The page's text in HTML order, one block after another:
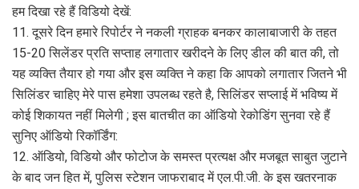
हम दिखा रहे हैं विडियो देखें:
11. दूसरे दिन हमारे रिपोर्टर ने नकली ग्राहक बनकर कालाबाजारी के तहत
15-20 सिलेंडर प्रति सप्ताह लगातार खरीदने के लिए डील की बात की, तो
यह व्यक्ति तैयार हो गया और इस व्यक्ति ने कहा कि आपको लगातार जितने भी
सिलिंडर चाहिए मेरे पास हमेशा उपलब्ध रहते है, सिलिंडर सप्लाई में भविष्य में
कोई शिकायत नहीं मिलेगी ; इस बातचीत का ऑडियो रेकोडिंग सुनवा रहे हैं
सुनिए ऑडियो रिकॉर्डिंग:
12. ऑडियो, विडियो और फोटोज के समस्त प्रत्यक्ष और मजबूत साबुत जुटाने
के बाद जन हित में, पुलिस स्टेशन जाफराबाद में एल.पी.जी. के इस खतरनाक